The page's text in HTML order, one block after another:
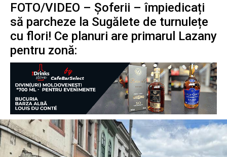
FOTO/VIDEO – Șoferii – împiedicați
să parcheze la Sugălete de turnulețe
cu flori! Ce planuri are primarul Lazany
pentru zonă: